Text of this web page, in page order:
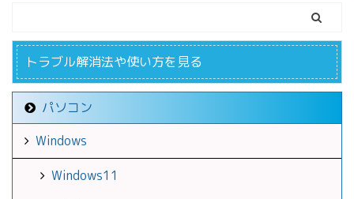
トラブル解消法や使い方を見る
パソコン
Windows
Windows11